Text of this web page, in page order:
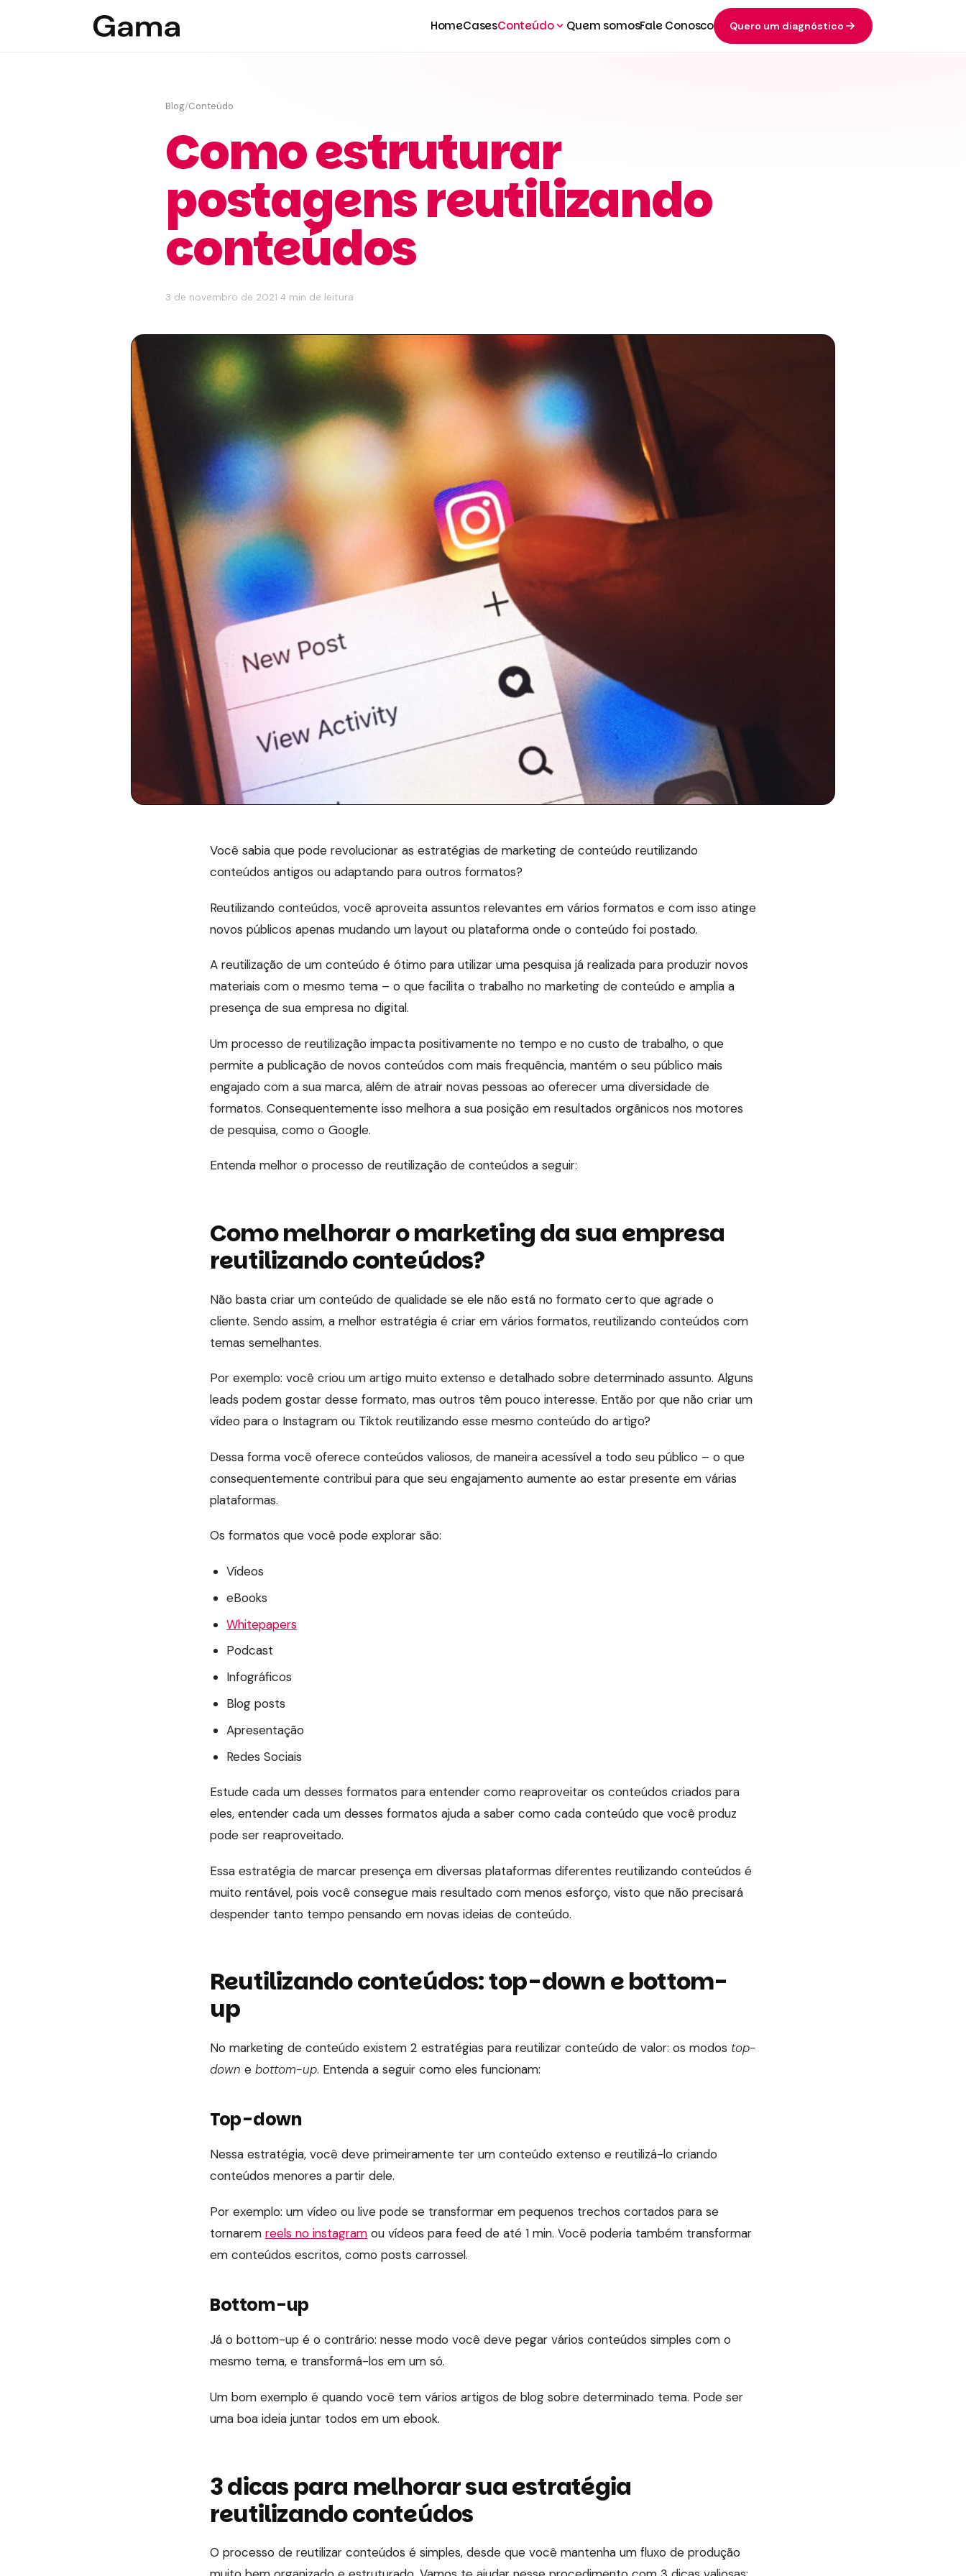
HomeCasesConteúdo Quem somosFale Conosco Quero um diagnóstico
Blog/Conteúdo
Como estruturar
postagens reutilizando
conteúdos
3 de novembro de 2021·4 min de leitura
Você sabia que pode revolucionar as estratégias de marketing de conteúdo reutilizando
conteúdos antigos ou adaptando para outros formatos?
Reutilizando conteúdos, você aproveita assuntos relevantes em vários formatos e com isso atinge
novos públicos apenas mudando um layout ou plataforma onde o conteúdo foi postado.
A reutilização de um conteúdo é ótimo para utilizar uma pesquisa já realizada para produzir novos
materiais com o mesmo tema – o que facilita o trabalho no marketing de conteúdo e amplia a
presença de sua empresa no digital.
Um processo de reutilização impacta positivamente no tempo e no custo de trabalho, o que
permite a publicação de novos conteúdos com mais frequência, mantém o seu público mais
engajado com a sua marca, além de atrair novas pessoas ao oferecer uma diversidade de
formatos. Consequentemente isso melhora a sua posição em resultados orgânicos nos motores
de pesquisa, como o Google.
Entenda melhor o processo de reutilização de conteúdos a seguir:
Como melhorar o marketing da sua empresa
reutilizando conteúdos?
Não basta criar um conteúdo de qualidade se ele não está no formato certo que agrade o
cliente. Sendo assim, a melhor estratégia é criar em vários formatos, reutilizando conteúdos com
temas semelhantes.
Por exemplo: você criou um artigo muito extenso e detalhado sobre determinado assunto. Alguns
leads podem gostar desse formato, mas outros têm pouco interesse. Então por que não criar um
vídeo para o Instagram ou Tiktok reutilizando esse mesmo conteúdo do artigo?
Dessa forma você oferece conteúdos valiosos, de maneira acessível a todo seu público – o que
consequentemente contribui para que seu engajamento aumente ao estar presente em várias
plataformas.
Os formatos que você pode explorar são:
Vídeos
eBooks
Whitepapers
Podcast
Infográficos
Blog posts
Apresentação
Redes Sociais
Estude cada um desses formatos para entender como reaproveitar os conteúdos criados para
eles, entender cada um desses formatos ajuda a saber como cada conteúdo que você produz
pode ser reaproveitado.
Essa estratégia de marcar presença em diversas plataformas diferentes reutilizando conteúdos é
muito rentável, pois você consegue mais resultado com menos esforço, visto que não precisará
despender tanto tempo pensando em novas ideias de conteúdo.
Reutilizando conteúdos: top-down e bottom-
up
No marketing de conteúdo existem 2 estratégias para reutilizar conteúdo de valor: os modos top-
down e bottom-up. Entenda a seguir como eles funcionam:
Top-down
Nessa estratégia, você deve primeiramente ter um conteúdo extenso e reutilizá-lo criando
conteúdos menores a partir dele.
Por exemplo: um vídeo ou live pode se transformar em pequenos trechos cortados para se
tornarem reels no instagram ou vídeos para feed de até 1 min. Você poderia também transformar
em conteúdos escritos, como posts carrossel.
Bottom-up
Já o bottom-up é o contrário: nesse modo você deve pegar vários conteúdos simples com o
mesmo tema, e transformá-los em um só.
Um bom exemplo é quando você tem vários artigos de blog sobre determinado tema. Pode ser
uma boa ideia juntar todos em um ebook.
3 dicas para melhorar sua estratégia
reutilizando conteúdos
O processo de reutilizar conteúdos é simples, desde que você mantenha um fluxo de produção